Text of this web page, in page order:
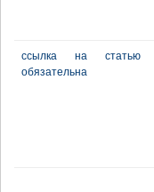
ссылка на статью
обязательна